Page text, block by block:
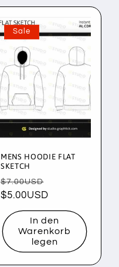
Sale
MENS HOODIE FLAT
SKETCH
Normaler
Preis
$7.00USD
$5.00USD
In den
Warenkorb
legen